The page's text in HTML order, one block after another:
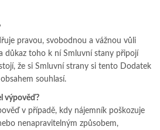
pravou, svobodnou a vážnou vůli
důkaz toho k ní Smluvní stany připojí
že si Smluvní strany si tento Dodatek
souhlasí.
výpověď?
v případě, kdy nájemník poškozuje
nenapravitelným způsobem,